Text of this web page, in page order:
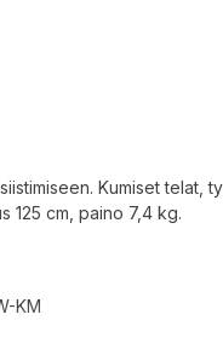
Kumiset telat,
125 cm, paino 7,4 kg.
KM